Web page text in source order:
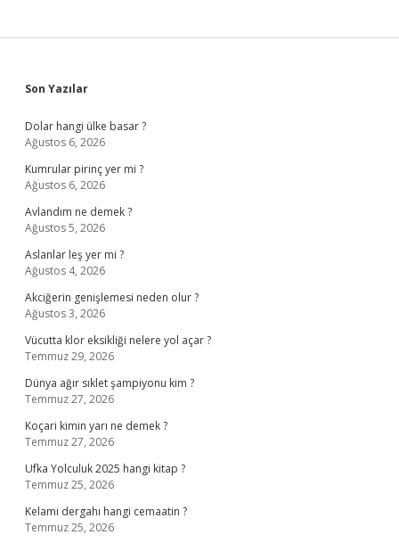
Sidebar
Son Yazılar
Dolar hangi ülke basar ?
Ağustos 6, 2026
Kumrular pirinç yer mi ?
Ağustos 6, 2026
Avlandım ne demek ?
Ağustos 5, 2026
Aslanlar leş yer mi ?
Ağustos 4, 2026
Akciğerin genişlemesi neden olur ?
Ağustos 3, 2026
Vücutta klor eksikliği nelere yol açar ?
Temmuz 29, 2026
Dünya ağır sıklet şampiyonu kim ?
Temmuz 27, 2026
Koçari kimin yarı ne demek ?
Temmuz 27, 2026
Ufka Yolculuk 2025 hangi kitap ?
Temmuz 25, 2026
Kelami dergahı hangi cemaatin ?
Temmuz 25, 2026